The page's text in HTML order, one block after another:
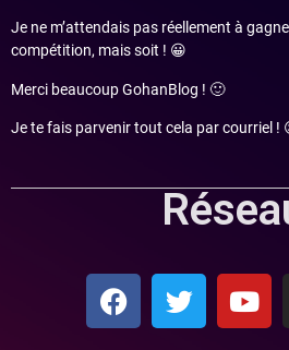
Je ne m’attendais pas réellement à
compétition, mais soit ! 😀
Merci beaucoup GohanBlog ! 🙂
Je te fais parvenir tout cela par courriel !